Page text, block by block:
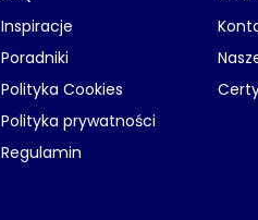
Inspiracje
Poradniki
Polityka Cookies
Polityka prywatności
Regulamin